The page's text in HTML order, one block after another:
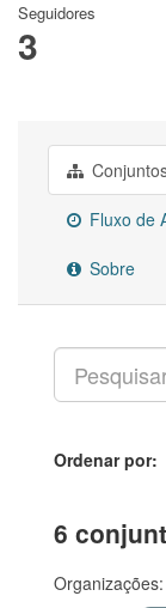
Seguidores
3
Fluxo de
Sobre
Ordenar por
6
Organizações: